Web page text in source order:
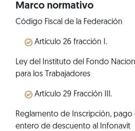
Marco normativo
Código Fiscal de la Federación
Artículo 26 fracción I.
Ley del Instituto del Fondo
para los Trabajadores
Artículo 29 Fracción III.
Reglamento de Inscripción,
entero de descuento al Infonavit